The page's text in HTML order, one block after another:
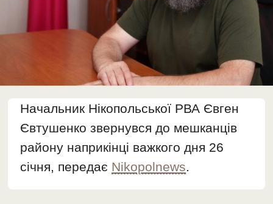
Начальник Нікопольської РВА Євген
Євтушенко звернувся до мешканців
району наприкінці важкого дня 26
січня, передає Nikopolnews.